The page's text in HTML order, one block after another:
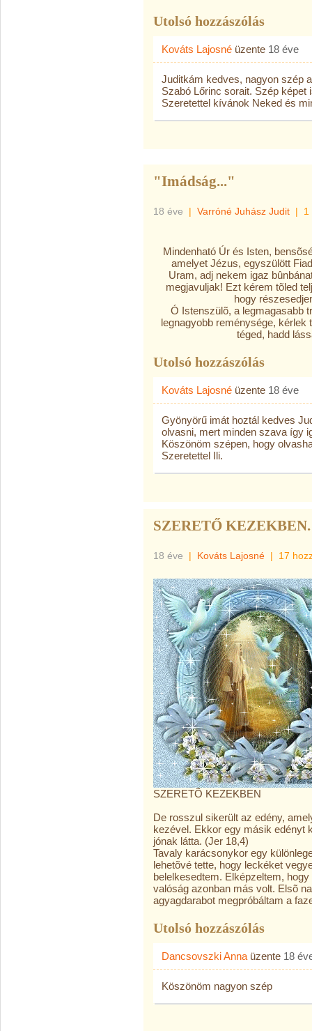
Utolsó hozzászólás
Kováts Lajosné üzente 18 éve
Juditkám kedves, nagyon szép
Szabó Lőrinc sorait. Szép
Szeretettel kívánok Neked és
"Imádság..."
18 éve | Varróné Juhász Judit | 1
Mindenható Úr és Isten,
amelyet Jézus, egyszülött
Uram, adj nekem igaz
megjavuljak! Ezt kérem tõled
hogy
Ó Istenszülõ, a legmagasabb
legnagyobb reménysége, kérlek
téged, hadd
Utolsó hozzászólás
Kováts Lajosné üzente 18 éve
Gyönyörű imát hoztál kedves
olvasni, mert minden szava így
Köszönöm szépen, hogy
Szeretettel Ili.
SZERETŐ KEZEKBEN.
18 éve | Kováts Lajosné | 17
SZERETÕ KEZEKBEN
De rosszul sikerült az edény,
kezével. Ekkor egy másik edényt
jónak látta. (Jer 18,4)
Tavaly karácsonykor egy
lehetõvé tette, hogy leckéket
belelkesedtem. Elképzeltem,
valóság azonban más volt. Elsõ
agyagdarabot megpróbáltam a
Utolsó hozzászólás
Dancsovszki Anna üzente 18
Köszönöm nagyon szép